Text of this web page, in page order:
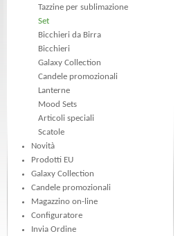
Tazzine per sublimazione
Set
Bicchieri da Birra
Bicchieri
Galaxy Collection
Candele promozionali
Lanterne
Mood Sets
Articoli speciali
Scatole
Novità
Prodotti EU
Galaxy Collection
Candele promozionali
Magazzino on-line
Configuratore
Invia Ordine